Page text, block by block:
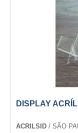
equipamento
os usuários
percepção não
DISPLAY
ACRILSID / SÃO